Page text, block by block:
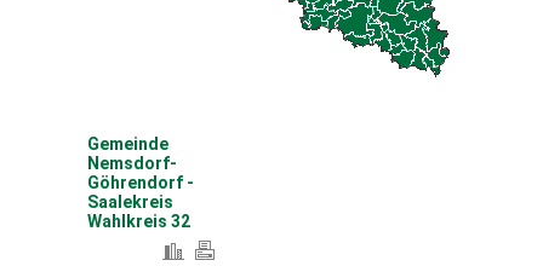
Eilsleben
Eisleben, Lutherstadt
Elbe-Parey
Elsteraue
Gemeinde
Nemsdorf-
Göhrendorf -
Saalekreis
Wahlkreis 32